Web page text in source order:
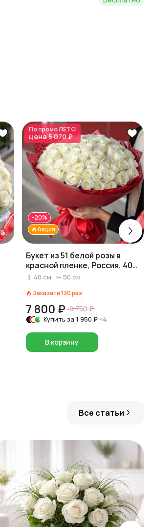
По промоЛЕТО
цена5 070 ₽
Акция
-20%
Букет из 51 белой розы в
красной пленке, Россия, 40
см40 см 50 см
Заказали130раз
7 800 ₽ 9 750 ₽
Купить за 1 950 ₽ ×4
В корзину
Все статьи